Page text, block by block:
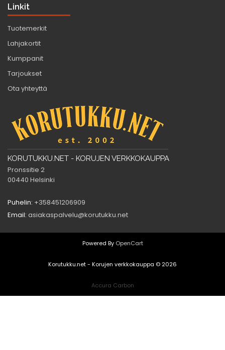
Linkit
Tuotemerkit
Lahjakortit
Kumppanit
Tarjoukset
Ota yhteyttä
KORUTUKKU.NET - KORUJEN VERKKOKAUPPA
Pronssitie 2
00440 Helsinki
Puhelin: +358451206909
Email: asiakaspalvelu@korutukku.net
Powered By OpenCart
Korutukku.net - Korujen verkkokauppa © 2026
Accura Carbon